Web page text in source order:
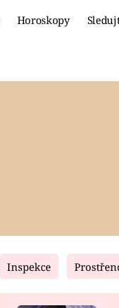
Horoskopy
Fresh
Inspekce